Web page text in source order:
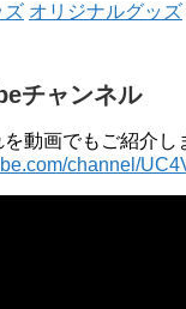
オリジナルグッズ
チャンネル
動画でもご紹介し
channel/